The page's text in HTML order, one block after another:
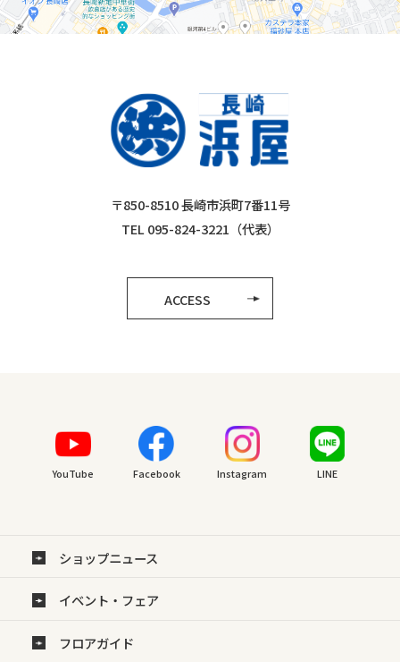
〒850-8510 長崎市浜町7番11号
TEL 095-824-3221（代表）
ACCESS
YouTube Facebook Instagram LINE
ショップニュース
イベント・フェア
フロアガイド